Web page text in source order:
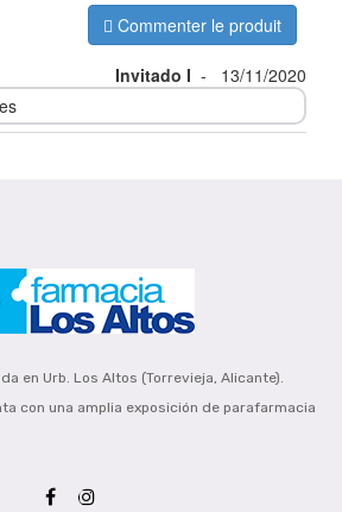
Commenter le produit
Invitado I -
13/11/2020
en Urb. Los Altos (Torrevieja, Alicante).
con una amplia exposición de parafarmacia